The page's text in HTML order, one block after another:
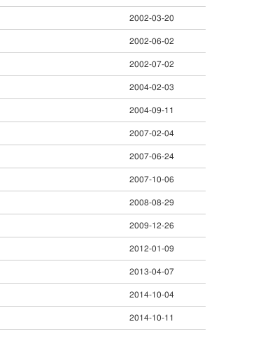
2002-03-20
2002-06-02
2002-07-02
2004-02-03
2004-09-11
2007-02-04
2007-06-24
2007-10-06
2008-08-29
2009-12-26
2012-01-09
2013-04-07
2014-10-04
2014-10-11